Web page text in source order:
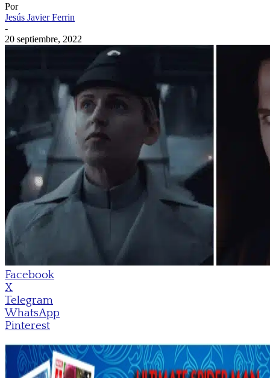
Por
Jesús Javier Ferrin
-
20 septiembre, 2022
Facebook
X
Telegram
WhatsApp
Pinterest